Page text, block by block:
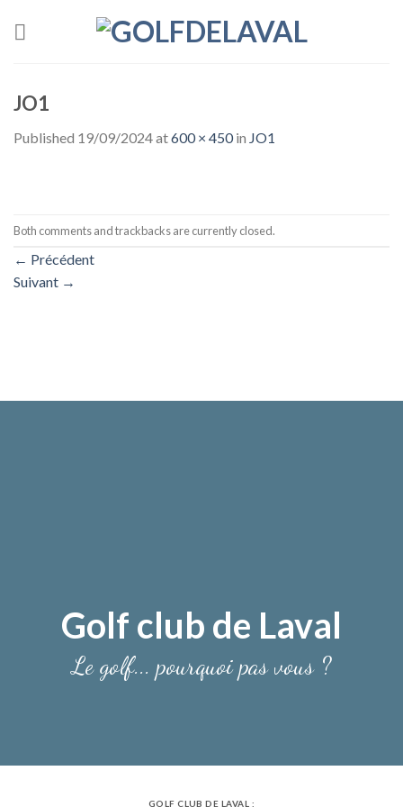
JO1
Published 19/09/2024at600 × 450in JO1
Both comments and trackbacks are currently closed.
← Précédent
Suivant →
Golf club de Laval
Le golf... pourquoi pas vous ?
GOLF CLUB DE LAVAL :